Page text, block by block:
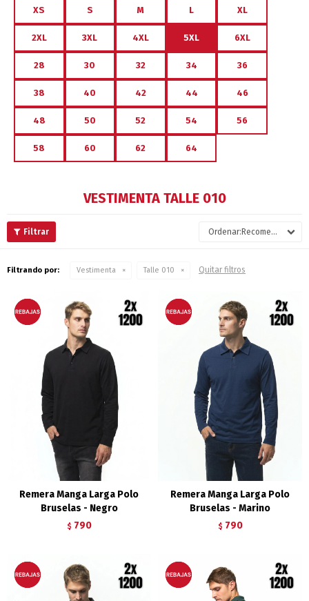
XS S M L XL
2XL 3XL 4XL 5XL 6XL
28 30 32 34 36
38 40 42 44 46
48 50 52 54 56
58 60 62 64
VESTIMENTA TALLE 010
Recomendados
Filtrando por: Vestimenta Talle 010 Quitar filtros
Remera Manga Larga Polo
Bruselas - Negro
$ 790
Remera Manga Larga Polo
Bruselas - Marino
$ 790